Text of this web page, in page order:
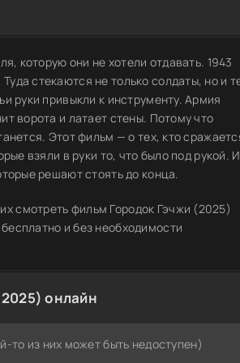
которую они не хотели отдавать. 1943
стекаются не только солдаты, но и
руки привыкли к инструменту. Армия
ворота и латает стены. Потому что
Этот фильм — о тех, кто
взяли в руки то, что было под рукой.
решают стоять до конца.
смотреть фильм Городок Гэчжи (2025)
и без необходимости
онлайн
то из них может быть недоступен)